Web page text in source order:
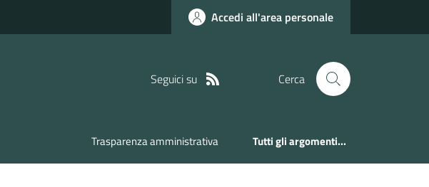
Accedi all'area personale
Seguici su Cerca
Trasparenza amministrativa Tutti gli argomenti...